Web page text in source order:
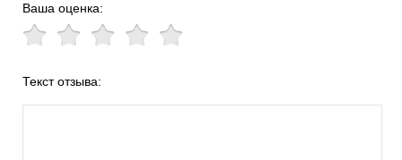
Ваша оценка:
Текст отзыва: